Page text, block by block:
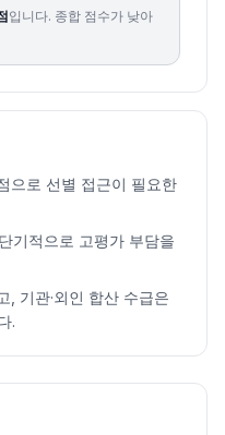
입니다. 종합 점수가 낮아
으로 선별 접근이 필요한
기적으로 고평가 부담을
, 기관·외인 합산 수급은
.